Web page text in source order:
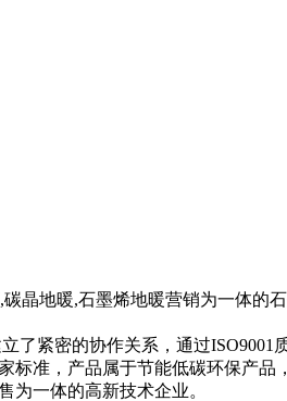
晶地暖,石墨烯地暖营销为一体的
紧密的协作关系，通过ISO9001
标准，产品属于节能低碳环保产品
为一体的高新技术企业。